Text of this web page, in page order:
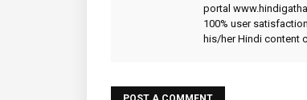
portal
100% user
his/her Hindi content